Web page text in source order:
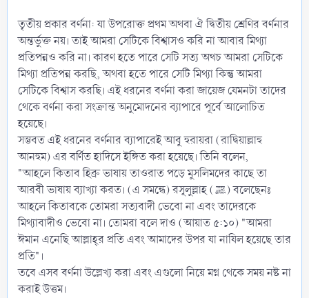
তৃতীয় প্রকার বর্ণনা: যা উপরোক্ত প্রথম অথবা ঐ দ্বিতীয় শ্রেণির বর্ণনার
অন্তর্ভুক্ত নয়। তাই আমরা সেটিকে বিশ্বাসও করি না আবার মিথ্যা
প্রতিপন্নও করি না। কারণ হতে পারে সেটি সত্য অথচ আমরা সেটিকে
মিথ্যা প্রতিপন্ন করছি, অথবা হতে পারে সেটি মিথ্যা কিন্তু আমরা
সেটিকে বিশ্বাস করছি। এই ধরনের বর্ণনা করা জায়েজ যেমনটা তাদের
থেকে বর্ণনা করা সংক্রান্ত অনুমোদনের ব্যাপারে পূর্বে আলোচিত
হয়েছে।
সম্ভবত এই ধরনের বর্ণনার ব্যাপারেই আবু হুরায়রা (রাদ্বিয়াল্লাহু
আনহুম) এর বর্ণিত হাদিসে ইঙ্গিত করা হয়েছে। তিনি বলেন,
"আহলে কিতাব হিব্রু ভাষায় তাওরাত পড়ে মুসলিমদের কাছে তা
আরবী ভাষায় ব্যাখ্যা করত। (এ সমন্ধে) রসূলুল্লাহ (ﷺ) বলেছেনঃ
আহলে কিতাবকে তোমরা সত্যবাদী ভেবো না এবং তাদেরকে
মিথ্যাবাদীও ভেবো না। তোমরা বলে দাও (আয়াত ৫:১০) "আমরা
ঈমান এনেছি আল্লাহ্‌র প্রতি এবং আমাদের উপর যা নাযিল হয়েছে তার
প্রতি"।
তবে এসব বর্ণনা উল্লেখ্য করা এবং এগুলো নিয়ে মগ্ন থেকে সময় নষ্ট না
করাই উত্তম।